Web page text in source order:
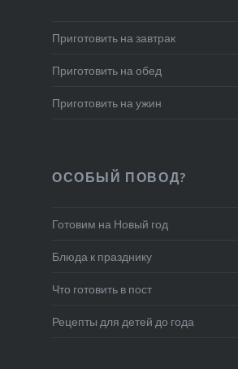
Приготовить на завтрак
Приготовить на обед
Приготовить на ужин
ОСОБЫЙ ПОВОД?
Готовим на Новый год
Блюда к празднику
Что готовить в пост
Рецепты для детей до года